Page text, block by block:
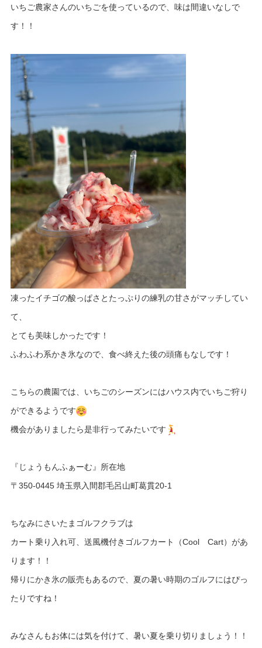
いちご農家さんのいちごを使っているので、味は間違いなしで
す！！
凍ったイチゴの酸っぱさとたっぷりの練乳の甘さがマッチしてい
て、
とても美味しかったです！
ふわふわ系かき氷なので、食べ終えた後の頭痛もなしです！
こちらの農園では、いちごのシーズンにはハウス内でいちご狩り
ができるようです
機会がありましたら是非行ってみたいです
『じょうもんふぁーむ』所在地
〒350-0445 埼玉県入間郡毛呂山町葛貫20-1
ちなみにさいたまゴルフクラブは
カート乗り入れ可、送風機付きゴルフカート（Cool Cart）があ
ります！！
帰りにかき氷の販売もあるので、夏の暑い時期のゴルフにはぴっ
たりですね！
みなさんもお体には気を付けて、暑い夏を乗り切りましょう！！